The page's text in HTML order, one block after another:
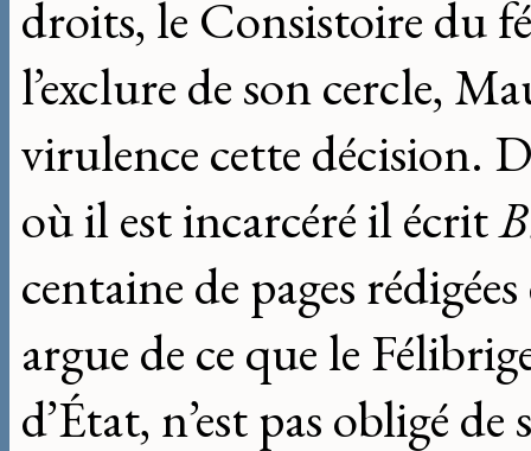
droits, le Consistoire du
l’exclure de son cercle,
virulence cette décision.
où il est incarcéré il écrit
centaine de pages
argue de ce que le
d’État, n’est pas obligé